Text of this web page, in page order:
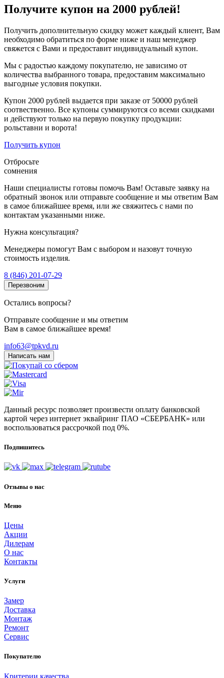
Получите купон на 2000 рублей!
Получить дополнительную скидку может каждый клиент, Вам
необходимо обратиться по форме ниже и наш менеджер
свяжется с Вами и предоставит индивидуальный купон.
Мы с радостью каждому покупателю, не зависимо от
количества выбранного товара, предоставим максимально
выгодные условия покупки.
Купон 2000 рублей выдается при заказе от 50000 рублей
соотвественно. Все купоны суммируются со всеми скидками
и действуют только на первую покупку продукции:
рольставни и ворота!
Получить купон
Отбросьте
сомнения
Наши специалисты готовы помочь Вам! Оставьте заявку на
обратный звонок или отправьте сообщение и мы ответим Вам
в самое ближайшее время, или же свяжитесь с нами по
контактам указанными ниже.
Нужна консультация?
Менеджеры помогут Вам с выбором и назовут точную
стоимость изделия.
8 (846) 201-07-29
Перезвоним
Остались вопросы?
Отправьте сообщение и мы ответим
Вам в самое ближайшее время!
info63@tpkvd.ru
Написать нам
Данный ресурс позволяет произвести оплату банковской
картой через интернет эквайринг ПАО «СБЕРБАНК» или
воспользоваться рассрочкой под 0%.
Подпишитесь
Отзывы о нас
Меню
Цены
Акции
Дилерам
О нас
Контакты
Услуги
Замер
Доставка
Монтаж
Ремонт
Сервис
Покупателю
Критерии качества